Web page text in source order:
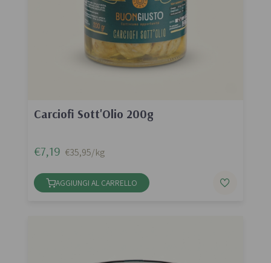
Carciofi Sott'Olio 200g
€7,19 €35,95/kg
AGGIUNGI AL CARRELLO